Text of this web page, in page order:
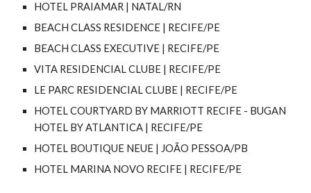
HOTEL PRAIAMAR | NATAL/RN
BEACH CLASS RESIDENCE | RECIFE/PE
BEACH CLASS EXECUTIVE | RECIFE/PE
VITA RESIDENCIAL CLUBE | RECIFE/PE
LE PARC RESIDENCIAL CLUBE | RECIFE/PE
HOTEL COURTYARD BY MARRIOTT RECIFE - BUGAN
HOTEL BY ATLANTICA | RECIFE/PE
HOTEL BOUTIQUE NEUE | JOÃO PESSOA/PB
HOTEL MARINA NOVO RECIFE | RECIFE/PE